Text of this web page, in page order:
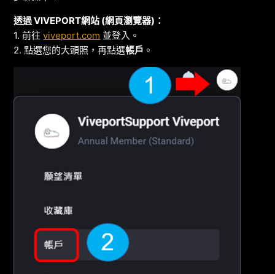
透過 VIVEPORT網站 (網頁瀏覽器)：
1. 前往viveport.com 並登入。
2. 點選您的大頭照，再點選帳戶 。